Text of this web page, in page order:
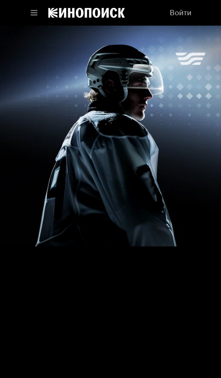
Войти